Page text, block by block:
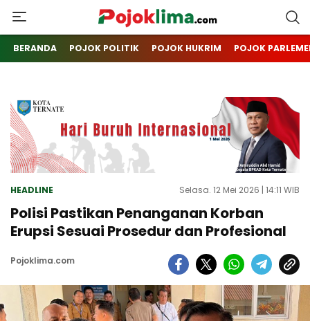
pojoklima.com
Mojokin
BERANDA POJOK POLITIK POJOK HUKRIM POJOK
HEADLINE Selasa. 12 Mei 2026 | 14:11 WIB
Polisi Pastikan Penanganan Korban
Erupsi Sesuai Prosedur dan Profesional
Pojoklima.com